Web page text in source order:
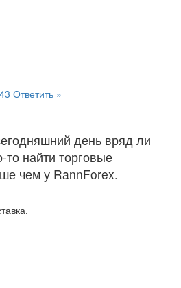
Ответить »
день вряд ли
то найти торговые
чем у RannForex.